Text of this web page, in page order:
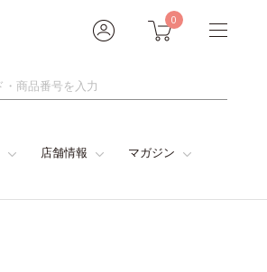
0
店舗情報 マガジン